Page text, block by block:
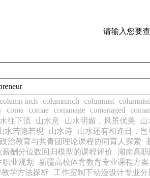
请输入您要
column inch columninch columnist
coma comae comanage comanaged
往下流 山水意 山水明媚，风景优美 山
水若隐若现 山水诗 山水还有相逢日，
治教育与共青团理论课程协同育人探索
酬分位数回归模型的课程评价
湖南高
业规划
新疆高校体育教育专业课程方
教学方法探析
工作室制下动漫设计专业